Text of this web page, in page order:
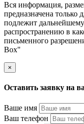
Вся информация,
предназначена только
подлежит
распространению в
письменного
Box"
×
Оставить заявку на
Ваше имя
Ваш телефон